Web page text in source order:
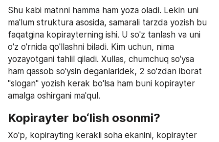
Shu kabi matnni hamma ham yoza oladi. Lekin uni
ma'lum struktura asosida, samarali tarzda yozish bu
faqatgina kopirayterning ishi. U so'z tanlash va uni
o'z o'rnida qo'llashni biladi. Kim uchun, nima
yozayotgani tahlil qiladi. Xullas, chumchuq so'ysa
ham qassob so'ysin deganlaridek, 2 so'zdan iborat
"slogan" yozish kerak bo'lsa ham buni kopirayter
amalga oshirgani ma'qul.
Kopirayter bo‘lish osonmi?
Xo'p, kopirayting kerakli soha ekanini, kopirayter